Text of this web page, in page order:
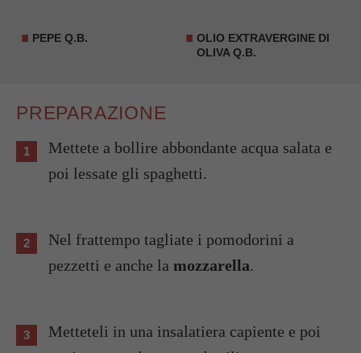
PEPE Q.B.
OLIO EXTRAVERGINE DI
OLIVA Q.B.
PREPARAZIONE
Mettete a bollire abbondante acqua salata e
poi lessate gli spaghetti.
Nel frattempo tagliate i pomodorini a
pezzetti e anche la mozzarella.
Metteteli in una insalatiera capiente e poi